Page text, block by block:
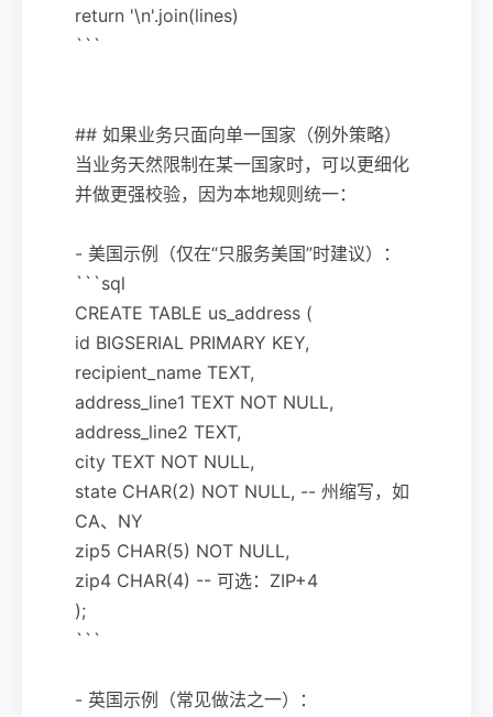
return '\n'.join(lines)
```
## 如果业务只面向单一国家（例外策略）
当业务天然限制在某一国家时，可以更细化
并做更强校验，因为本地规则统一：
- 美国示例（仅在“只服务美国”时建议）：
```sql
CREATE TABLE us_address (
id BIGSERIAL PRIMARY KEY,
recipient_name TEXT,
address_line1 TEXT NOT NULL,
address_line2 TEXT,
city TEXT NOT NULL,
state CHAR(2) NOT NULL, -- 州缩写，如
CA、NY
zip5 CHAR(5) NOT NULL,
zip4 CHAR(4) -- 可选：ZIP+4
);
```
- 英国示例（常见做法之一）：